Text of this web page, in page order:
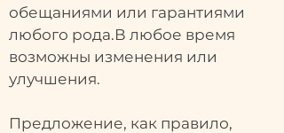
обещаниями или гарантиями
любого рода.В любое время
возможны изменения или
улучшения.
Предложение, как правило,